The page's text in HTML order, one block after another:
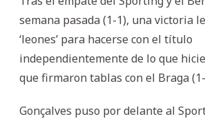
semana pasada (1-1), una victoria
‘leones’ para hacerse con el título
independientemente de lo que
que firmaron tablas con el Braga
Gonçalves puso por delante al